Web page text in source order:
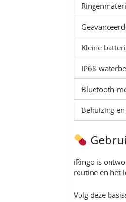
Kleine
IP68-
Bluetooth-
Behuizing
iRingo is
routine en het
Volg deze